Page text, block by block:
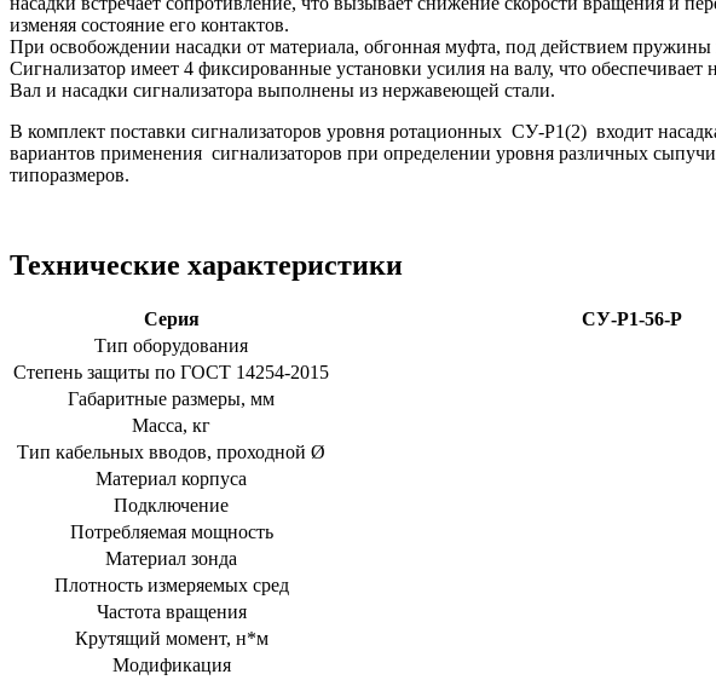
изменяя состояние его контактов.
При освобождении насадки от материала, обгонная муфта, под действием пружины
Сигнализатор имеет 4 фиксированные установки усилия на валу, что
Вал и насадки сигнализатора выполнены из нержавеющей стали.
В комплект поставки сигнализаторов уровня ротационных СУ-Р1(2) входит
вариантов применения сигнализаторов при определении уровня различных
типоразмеров.
Технические характеристики
Серия СУ-Р1-56-Р
Тип оборудования
Степень защиты по ГОСТ 14254-2015
Габаритные размеры, мм
Масса, кг
Тип кабельных вводов, проходной Ø
Материал корпуса
Подключение
Потребляемая мощность
Материал зонда
Плотность измеряемых сред
Частота вращения
Крутящий момент, н*м
Модификация